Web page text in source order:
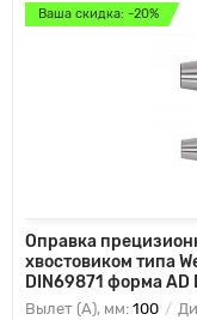
Ваша скидка: -20%
Оправка
хвостовиком типа
DIN69871 форма AD
Вылет (A), мм: 100